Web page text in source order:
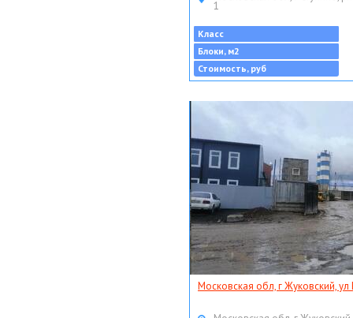
1
Класс
Блоки, м2
Стоимость, руб
Московская обл, г Жуковский,